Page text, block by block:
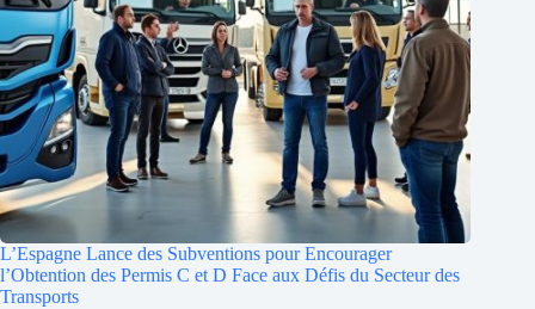
L’Espagne Lance des Subventions pour Encourager
l’Obtention des Permis C et D Face aux Défis du Secteur des
Transports